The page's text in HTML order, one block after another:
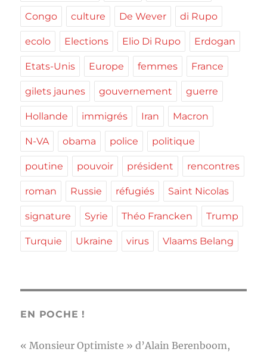
Congo culture De Wever di Rupo
ecolo Elections Elio Di Rupo Erdogan
Etats-Unis Europe femmes France
gilets jaunes gouvernement guerre
Hollande immigrés Iran Macron
N-VA obama police politique
poutine pouvoir président rencontres
roman Russie réfugiés Saint Nicolas
signature Syrie Théo Francken Trump
Turquie Ukraine virus Vlaams Belang
EN POCHE !
« Monsieur Optimiste » d’Alain Berenboom,